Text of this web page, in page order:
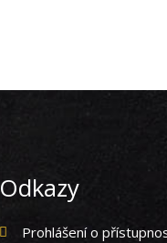
Odkazy
Prohlášení o